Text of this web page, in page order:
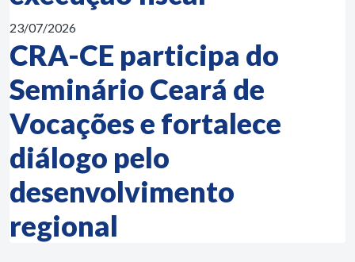
23/07/2026
CRA-CE participa do
Seminário Ceará de
Vocações e fortalece
diálogo pelo
desenvolvimento
regional